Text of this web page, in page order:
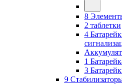
8
2 таблетки
4
1
3
9